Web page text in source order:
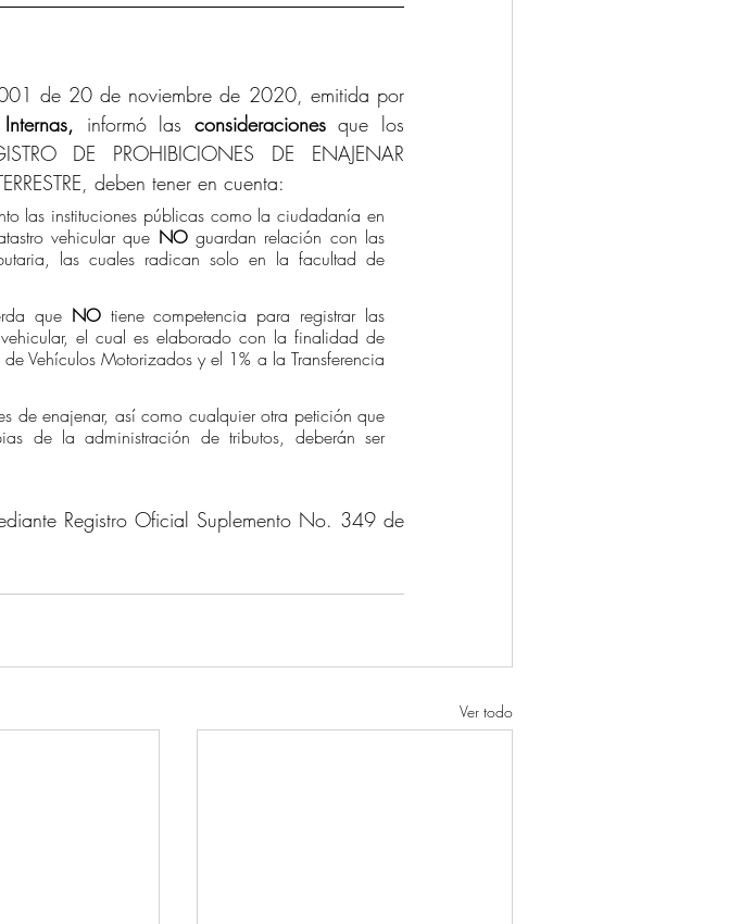
de 20 de noviembre de 2020, emitida por
informó las consideraciones que los
DE PROHIBICIONES DE ENAJENAR
deben tener en cuenta:
las instituciones públicas como la ciudadanía en
vehicular que NO guardan relación con las
las cuales radican solo en la facultad de
que NO tiene competencia para registrar las
el cual es elaborado con la finalidad de
Vehículos Motorizados y el 1% a la Transferencia
de la administración de tributos, deberán ser
Registro Oficial Suplemento No. 349 de
Ver todo